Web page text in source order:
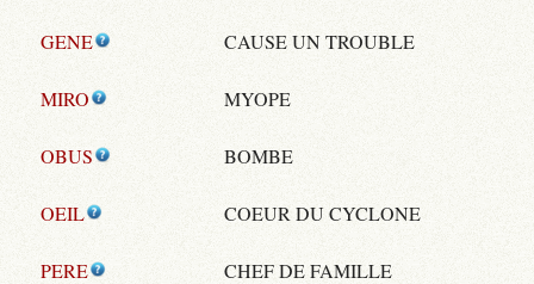
GENE CAUSE UN TROUBLE
MIRO MYOPE
OBUS BOMBE
OEIL COEUR DU CYCLONE
PERE CHEF DE FAMILLE